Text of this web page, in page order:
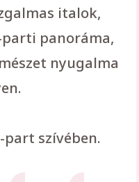
italok,
parti panoráma,
nyugalma
part szívében.